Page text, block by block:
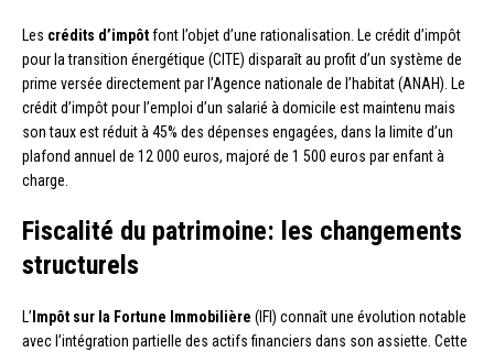
Les crédits d’impôtfont l’objet d’une rationalisation. Le crédit d’impôt
pour la transition énergétique (CITE) disparaît au profit d’un système de
prime versée directement par l’Agence nationale de l’habitat (ANAH). Le
crédit d’impôt pour l’emploi d’un salarié à domicile est maintenu mais
son taux est réduit à 45% des dépenses engagées, dans la limite d’un
plafond annuel de 12 000 euros, majoré de 1 500 euros par enfant à
charge.
Fiscalité du patrimoine: les changements
structurels
L’ Impôt sur la Fortune Immobilière (IFI) connaît une évolution notable
avec l’intégration partielle des actifs financiers dans son assiette. Cette